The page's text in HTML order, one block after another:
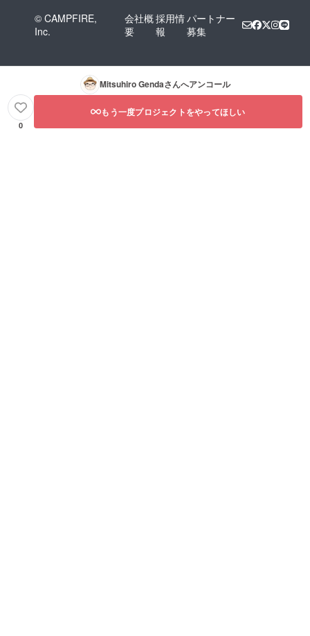
© CAMPFIRE,
Inc.
会社概
要
採用情
報
パートナー
募集
Mitsuhiro Gendaさんへアンコール
0
もう一度プロジェクトをやってほしい